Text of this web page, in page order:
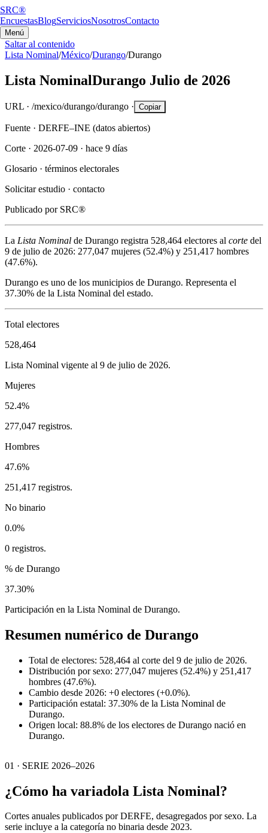
SRC®
EncuestasBlogServiciosNosotrosContacto
Menú
Saltar al contenido
Lista Nominal/México/Durango/Durango
Lista NominalDurango Julio de 2026
URL · /mexico/durango/durango · Copiar
Fuente · DERFE–INE (datos abiertos)
Corte · 2026-07-09 · hace 9 días
Glosario · términos electorales
Solicitar estudio · contacto
Publicado por SRC®
La Lista Nominal de Durango registra 528,464 electores al corte del
9 de julio de 2026: 277,047 mujeres (52.4%) y 251,417 hombres
(47.6%).
Durango es uno de los municipios de Durango. Representa el
37.30% de la Lista Nominal del estado.
Total electores
528,464
Lista Nominal vigente al 9 de julio de 2026.
Mujeres
52.4%
277,047 registros.
Hombres
47.6%
251,417 registros.
No binario
0.0%
0 registros.
% de Durango
37.30%
Participación en la Lista Nominal de Durango.
Resumen numérico de Durango
Total de electores: 528,464 al corte del 9 de julio de 2026.
Distribución por sexo: 277,047 mujeres (52.4%) y 251,417
hombres (47.6%).
Cambio desde 2026: +0 electores (+0.0%).
Participación estatal: 37.30% de la Lista Nominal de
Durango.
Origen local: 88.8% de los electores de Durango nació en
Durango.
01 · SERIE 2026–2026
¿Cómo ha variadola Lista Nominal?
Cortes anuales publicados por DERFE, desagregados por sexo. La
serie incluye a la categoría no binaria desde 2023.